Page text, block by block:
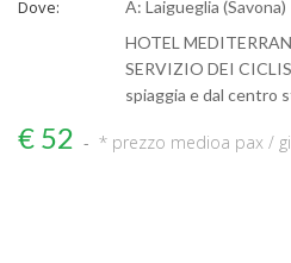
Dove:
A: Laigueglia (Savona)
HOTEL
SERVIZIO DEI
spiaggia e dal centro
€ 52 * prezzo medioa pax /